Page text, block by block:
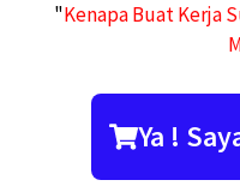
"Kenapa Buat Kerja
Ya !